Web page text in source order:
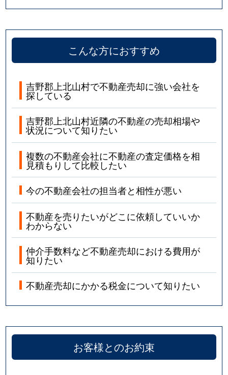
こんな方におすすめ
吉野郡上北山村で不動産売却に強い会社を
探している
吉野郡上北山村近隣の不動産の売却相場や
状況について知りたい
複数の不動産会社に不動産の査定価格を相
見積もりして比較したい
今の不動産会社の担当者と相性が悪い
不動産を売りたいがどこに依頼していいか
わからない
仲介手数料など不動産売却における費用が
知りたい
不動産売却にかかる税金について知りたい
お客様とのお約束